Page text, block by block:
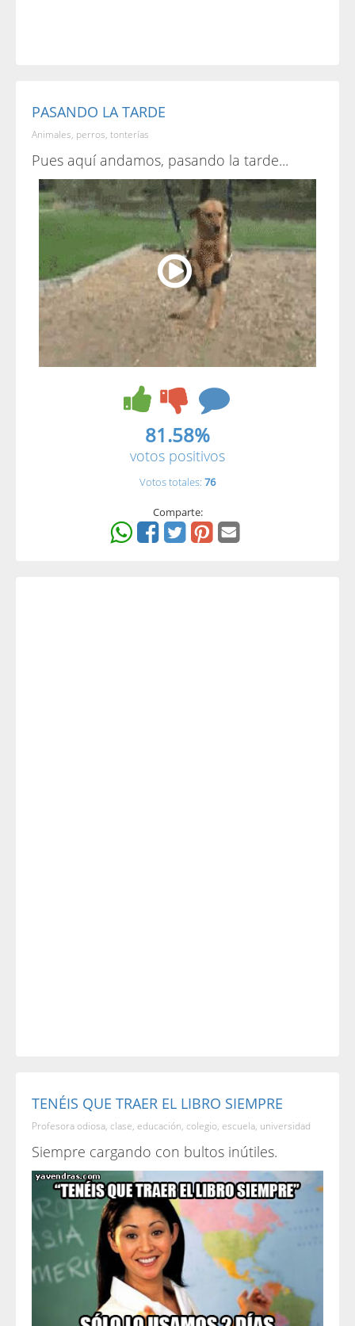
PASANDO LA TARDE
Animales, perros, tonterías
Pues aquí andamos, pasando la tarde...
81.58%
votos positivos
Votos totales: 76
Comparte:
TENÉIS QUE TRAER EL LIBRO SIEMPRE
Profesora odiosa, clase, educación, colegio, escuela, universidad
Siempre cargando con bultos inútiles.